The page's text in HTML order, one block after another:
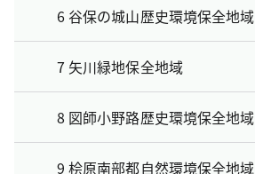
6 谷保の城山歴史環境保全地域
7 矢川緑地保全地域
8 図師小野路歴史環境保全地域
9 桧原南部都自然環境保全地域